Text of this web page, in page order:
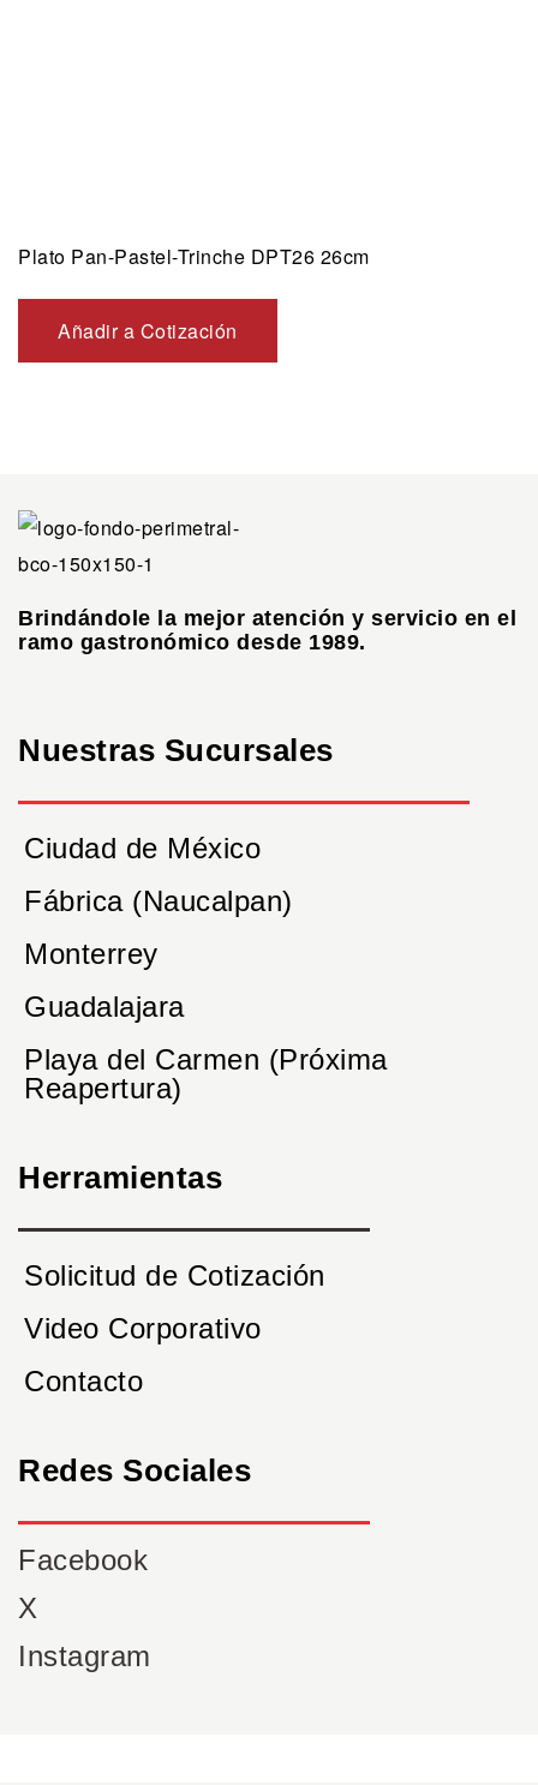
Plato Pan-Pastel-Trinche DPT26 26cm
Añadir a Cotización
Brindándole la mejor atención y servicio en el
ramo gastronómico desde 1989.
Nuestras Sucursales
Ciudad de México
Fábrica (Naucalpan)
Monterrey
Guadalajara
Playa del Carmen (Próxima
Reapertura)
Herramientas
Solicitud de Cotización
Video Corporativo
Contacto
Redes Sociales
Facebook
X
Instagram